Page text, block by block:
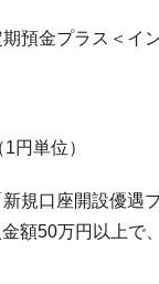
預金プラス＜イ
円単位）
規口座開設優遇
額50万円以上で